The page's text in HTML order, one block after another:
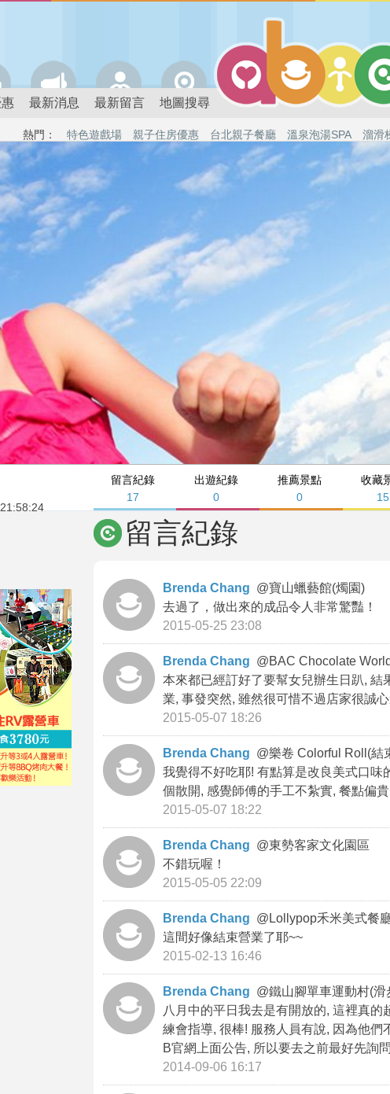
最新消息 最新留言 地圖搜尋
熱門： 特色遊戲場 親子住房優惠 台北親子餐廳 溫泉泡湯SPA 溜滑
留言紀錄
17
出遊紀錄
0
推薦景點
0
收藏
15
留言紀錄
Brenda Chang @寶山蠟藝館(燭園)
去過了，做出來的成品令人非常驚豔！
2015-05-25 23:08
Brenda Chang @BAC Chocolate
本來都已經訂好了要幫女兒辦生日趴,
業, 事發突然, 雖然很可惜不過店家很誠
2015-05-07 18:26
Brenda Chang @樂卷 Colorful Roll(結
我覺得不好吃耶! 有點算是改良美式口
個散開, 感覺師傅的手工不紮實, 餐點偏
2015-05-07 18:22
Brenda Chang @東勢客家文化園區
不錯玩喔！
2015-05-05 22:09
Brenda Chang @ Lollypop禾米美式餐
這間好像結束營業了耶~~
2015-02-13 16:46
Brenda Chang @鐵山腳單車運動村(滑
八月中的平日我去是有開放的, 這裡真
練會指導, 很棒! 服務人員有說, 因為他
B官網上面公告, 所以要去之前最好先詢
2014-09-06 16:17